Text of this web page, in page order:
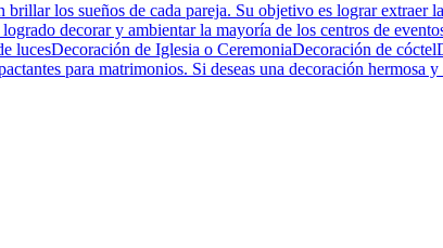
los sueños de cada pareja. Su objetivo es lograr extraer
decorar y ambientar la mayoría de los centros de
lucesDecoración de Iglesia o CeremoniaDecoración de
para matrimonios. Si deseas una decoración hermosa